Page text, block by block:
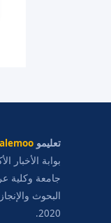
تعليمو
جامعة وكلية
البحوث
2020.